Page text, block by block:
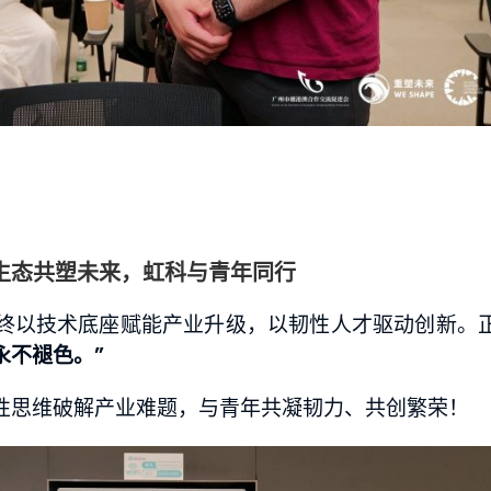
态共塑未来，虹科与青年同行
以技术底座赋能产业升级，以韧性人才驱动创新。
不褪色。”
维破解产业难题，与青年共凝韧力、共创繁荣！